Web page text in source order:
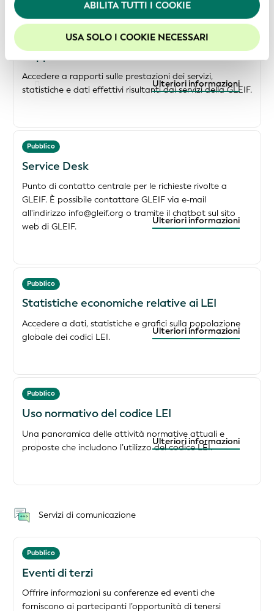
Per usufruire della migliore esperienza sul nostro sito
web, consigliamo di lasciare i cookie abilitati.
ABILITA TUTTI I COOKIE
USA SOLO I COOKIE NECESSARI
Rapporto sui servizi della GLEIF
Accedere a rapporti sulle prestazioni dei servizi,
statistiche e dati effettivi risultanti dai servizi della GLEIF.
Ulteriori informazioni
Pubblico
Service Desk
Punto di contatto centrale per le richieste rivolte a
GLEIF. È possibile contattare GLEIF via e-mail
all'indirizzo info@gleif.org o tramite il chatbot sul sito
web di GLEIF.
Ulteriori informazioni
Pubblico
Statistiche economiche relative ai LEI
Accedere a dati, statistiche e grafici sulla popolazione
globale dei codici LEI.
Ulteriori informazioni
Pubblico
Uso normativo del codice LEI
Una panoramica delle attività normative attuali e
proposte che includono l’utilizzo del codice LEI.
Ulteriori informazioni
Servizi di comunicazione
Pubblico
Eventi di terzi
Offrire informazioni su conferenze ed eventi che
forniscono ai partecipanti l’opportunità di tenersi